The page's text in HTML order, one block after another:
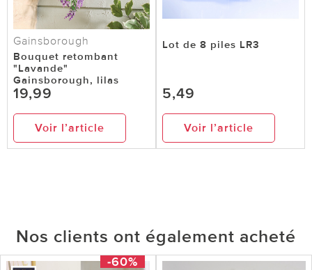
Gainsborough
Bouquet retombant
"Lavande"
Gainsborough, lilas
19,99
Voir l’article
Lot de 8 piles LR3
5,49
Voir l’article
Nos clients ont également acheté
-60%